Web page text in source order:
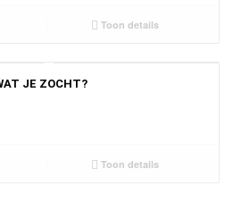
Toon details
JE ZOCHT?
Toon details